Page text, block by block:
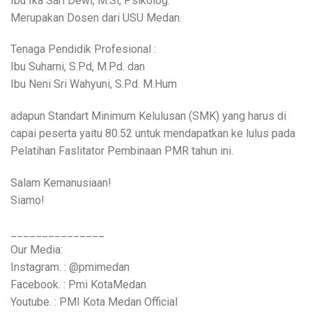
Merupakan Dosen dari USU Medan.
Tenaga Pendidik Profesional :
Ibu Suharni, S.Pd, M.Pd. dan
Ibu Neni Sri Wahyuni, S.Pd. M.Hum
adapun Standart Minimum Kelulusan (SMK) yang harus di
capai peserta yaitu 80.52 untuk mendapatkan ke lulus pada
Pelatihan Faslitator Pembinaan PMR tahun ini.
Salam Kemanusiaan!
Siamo!
Our Media:
Instagram. : @pmimedan
Facebook. : Pmi KotaMedan
Youtube. : PMI Kota Medan Official